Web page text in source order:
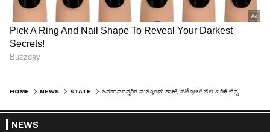
HOME NEWS STATE
NEWS